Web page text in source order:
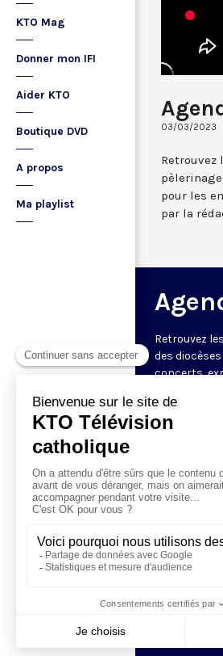
KTO Mag
Donner mon IFI
Aider KTO
Boutique DVD
A propos
Ma playlist
03/03/2023
Retrouvez
pour les
par la
Retrouvez
des
concerts,
pour les
en France
KTO.